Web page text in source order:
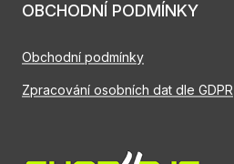
OBCHODNÍ PODMÍNKY
Obchodní podmínky
Zpracování osobních dat dle GDPR